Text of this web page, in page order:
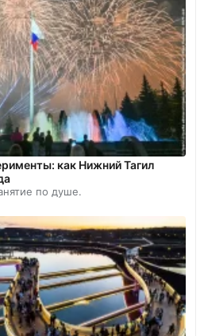
как Нижний Тагил
по душе.